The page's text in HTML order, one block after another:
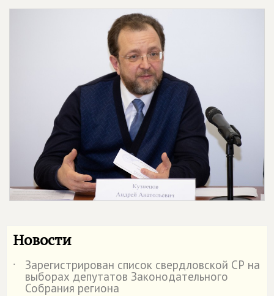
Новости
˙ Зарегистрирован список свердловской СР на
выборах депутатов Законодательного
Собрания региона